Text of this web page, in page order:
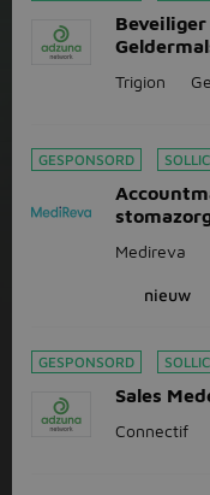
Trigion
GESPONSORD
Medireva
nieuw
GESPONSORD
Sales
Connectif